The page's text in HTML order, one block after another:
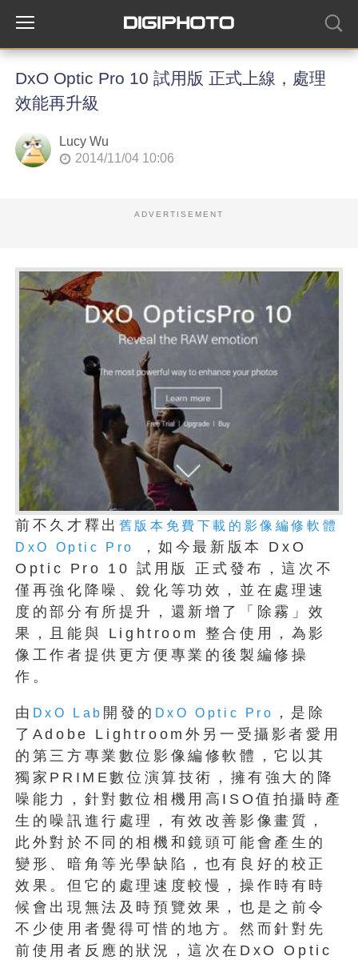
DxO Optic Pro 10 試用版 正式上線，處理
效能再升級
Lucy Wu
2014/11/04 10:06
ADVERTISEMENT
前不久才釋出 舊版本免費下載的影像編修軟體
DxO Optic Pro
，如今最新版本 DxO
Optic Pro 10 試用版 正式發布，這次不
僅再強化降噪、銳化等功效，並在處理速
度的部分有所提升，還新增了「除霧」效
果，且能與 Lightroom 整合使用，為影
像工作者提供更方便專業的後製編修操
作。
由 DxO Lab 開發的 DxO Optic Pro
，是除
了Adobe Lightroom外另一受攝影者愛用
的第三方專業數位影像編修軟體，它以其
獨家PRIME數位演算技術，擁有強大的降
噪能力，針對數位相機用高ISO值拍攝時產
生的噪訊進行處理，有效改善影像畫質，
此外對於不同的相機和鏡頭可能會產生的
變形、暗角等光學缺陷，也有良好的校正
效果。但它的處理速度較慢，操作時有時
候會出現無法及時預覽效果，也是之前令
不少使用者覺得可惜的地方。然而針對先
前使用者反應的狀況，這次在DxO Optic